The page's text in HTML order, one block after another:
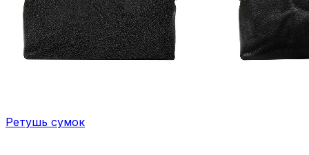
Ретушь сумок